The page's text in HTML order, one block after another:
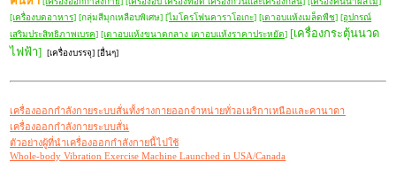
[เครื่องบดอาหาร] [กลุ่มสีมุกเหลือบพิเศษ] [ไมโครโฟนคาราโอเกะ] [เตาอบแห้งเมล็ดพืช] [อุปกรณ์
เสริมประสิทธิภาพเบรค] [เตาอบแห้งขนาดกลาง เตาอบแห้งราคาประหยัด] [เครื่องกระตุ้นนวด
ไฟฟ้า] [เครื่องบรรจุ] [อื่นๆ]
เครื่องออกกำลังกายระบบสั่นทั้งร่างกายออกจำหน่ายทั่วอเมริกาเหนือและคานาดา
เครื่องออกกำลังกายระบบสั่น
ตัวอย่างผู้ที่นำเครื่องออกกำลังกายนี้ไปใช้
Whole-body Vibration Exercise Machine Launched in USA/Canada